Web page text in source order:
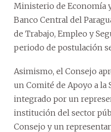
Ministerio de Economía
Banco Central del
de Trabajo, Empleo y
periodo de postulación
Asimismo, el Consejo
un Comité de Apoyo a la
integrado por un
institución del sector
Consejo y un